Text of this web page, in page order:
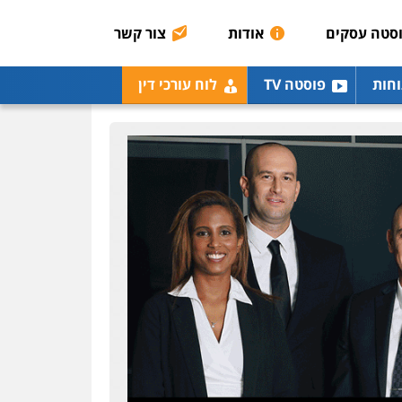
עסקים אודות צור קשר
פוסטה TV לוח עורכי דין
0506216048
עו"ד שלומי שרון
פלילי צבאי מעצרים
וחקירות
0547342002
עו"ד אלון קריטי
פלילי כלכלי אלימות
סמים מעצרים
0525544654
עו"ד אסף דוק
פלילי עבירות מין סמים
והימורים פשיעה חמורה
חקירות ומעצרים
והונאה
0526885006